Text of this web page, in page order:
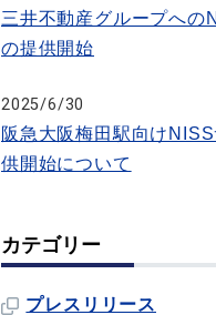
三井不動産グループへの
の提供開始
阪急大阪梅田駅向け
供開始について
2025/6/30
カテゴリー
プレスリリース